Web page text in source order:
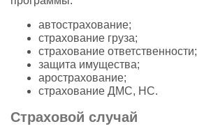
автострахование;
страхование груза;
страхование ответственности;
защита имущества;
арострахование;
страхование ДМС, НС.
Страховой случай